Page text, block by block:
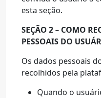
esta seção.
SEÇÃO 2 – COMO
PESSOAIS DO
Os dados pessoais
recolhidos pela
Quando o